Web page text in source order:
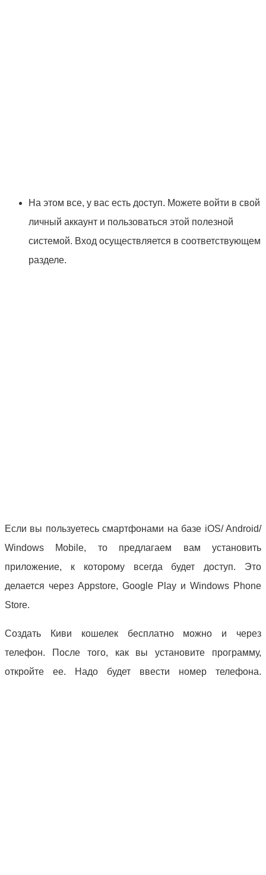
На этом все, у вас есть доступ. Можете войти в свой
личный аккаунт и пользоваться этой полезной
системой. Вход осуществляется в соответствующем
разделе.
Если вы пользуетесь смартфонами на базе iOS/ Android/
Windows Mobile, то предлагаем вам установить
приложение, к которому всегда будет доступ. Это
делается через Appstore, Google Play и Windows Phone
Store.
Создать Киви кошелек бесплатно можно и через
телефон. После того, как вы установите программу,
откройте ее. Надо будет ввести номер телефона.